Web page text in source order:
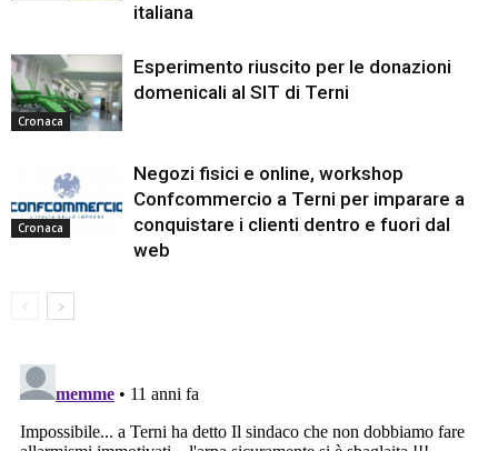
italiana
Cronaca
Esperimento riuscito per le donazioni
domenicali al SIT di Terni
Cronaca
Negozi fisici e online, workshop
Confcommercio a Terni per imparare a
conquistare i clienti dentro e fuori dal
web